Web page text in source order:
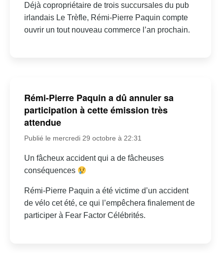
Déjà copropriétaire de trois succursales du pub
irlandais Le Trèfle, Rémi-Pierre Paquin compte
ouvrir un tout nouveau commerce l’an prochain.
Rémi-Pierre Paquin a dû annuler sa
participation à cette émission très
attendue
Publié le mercredi 29 octobre à 22:31
Un fâcheux accident qui a de fâcheuses
conséquences
Rémi-Pierre Paquin a été victime d’un accident
de vélo cet été, ce qui l’empêchera finalement de
participer à Fear Factor Célébrités.